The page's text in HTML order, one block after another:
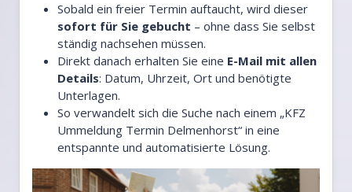
Sobald ein freier Termin auftaucht, wird dieser
sofort für Sie gebucht – ohne dass Sie selbst
ständig nachsehen müssen.
Direkt danach erhalten Sie eine E-Mail mit allen
Details: Datum, Uhrzeit, Ort und benötigte
Unterlagen.
So verwandelt sich die Suche nach einem „KFZ
Ummeldung Termin Delmenhorst“ in eine
entspannte und automatisierte Lösung.